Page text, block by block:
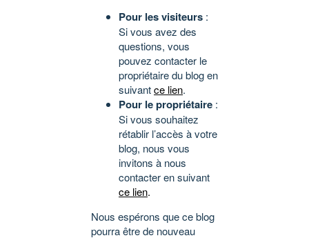
Pour les visiteurs :
Si vous avez des
questions, vous
pouvez contacter le
propriétaire du blog en
suivantce lien.
Pour le propriétaire :
Si vous souhaitez
rétablir l’accès à votre
blog, nous vous
invitons à nous
contacter en suivant
ce lien.
Nous espérons que ce blog
pourra être de nouveau